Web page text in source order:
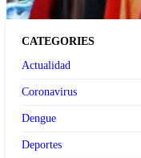
CATEGORIES
Actualidad
Coronavirus
Dengue
Deportes